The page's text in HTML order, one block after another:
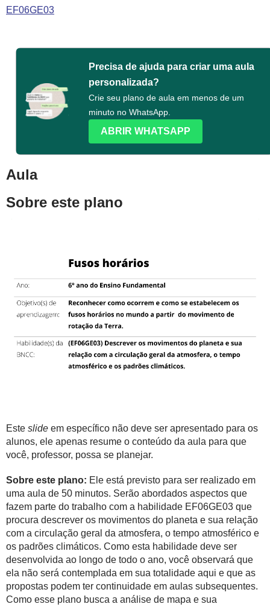
EF06GE03
Precisa de ajuda para criar uma aula
personalizada?
Crie seu plano de aula em menos de um
minuto no WhatsApp.
ABRIR WHATSAPP
Aula
Sobre este plano
Este slide em específico não deve ser apresentado para os
alunos, ele apenas resume o conteúdo da aula para que
você, professor, possa se planejar.
Sobre este plano: Ele está previsto para ser realizado em
uma aula de 50 minutos. Serão abordados aspectos que
fazem parte do trabalho com a habilidade EF06GE03 que
procura descrever os movimentos do planeta e sua relação
com a circulação geral da atmosfera, o tempo atmosférico e
os padrões climáticos. Como esta habilidade deve ser
desenvolvida ao longo de todo o ano, você observará que
ela não será contemplada em sua totalidade aqui e que as
propostas podem ter continuidade em aulas subsequentes.
Como esse plano busca a análise de mapa e sua